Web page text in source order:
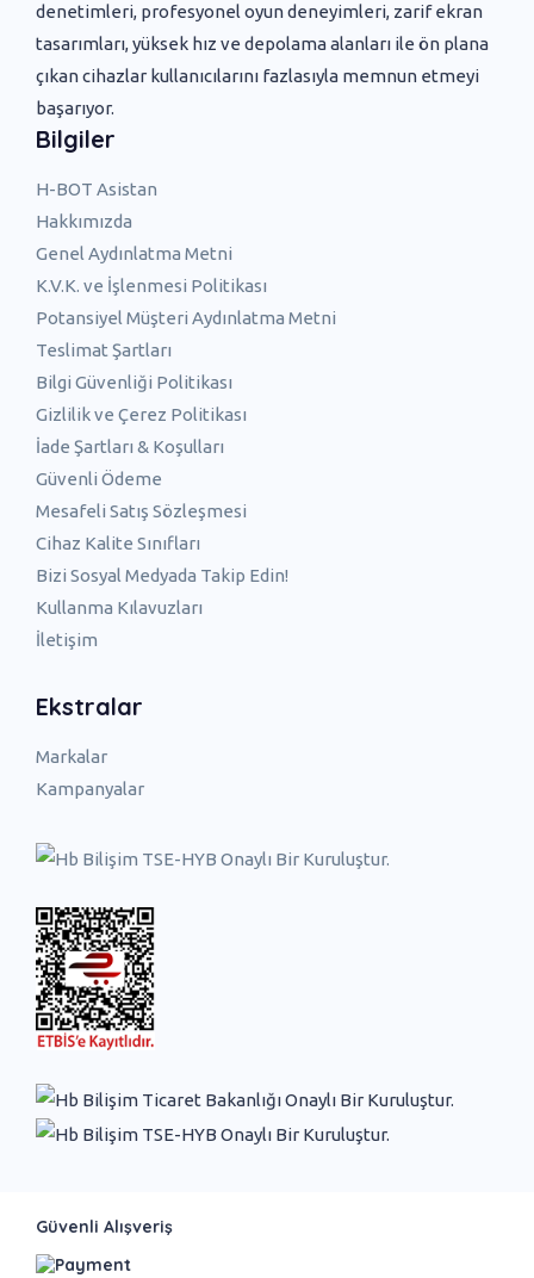
denetimleri, profesyonel oyun deneyimleri, zarif ekran
tasarımları, yüksek hız ve depolama alanları ile ön plana
çıkan cihazlar kullanıcılarını fazlasıyla memnun etmeyi
başarıyor.
Bilgiler
H-BOT Asistan
Hakkımızda
Genel Aydınlatma Metni
K.V.K. ve İşlenmesi Politikası
Potansiyel Müşteri Aydınlatma Metni
Teslimat Şartları
Bilgi Güvenliği Politikası
Gizlilik ve Çerez Politikası
İade Şartları & Koşulları
Güvenli Ödeme
Mesafeli Satış Sözleşmesi
Cihaz Kalite Sınıfları
Bizi Sosyal Medyada Takip Edin!
Kullanma Kılavuzları
İletişim
Ekstralar
Markalar
Kampanyalar
Güvenli Alışveriş